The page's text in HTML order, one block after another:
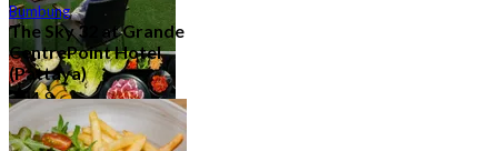
Udara Terbuka/Luar
40 Kedai-kedai
Bumbung
The Sky 32 at Grande
CentrePoint Hotel
(Pattaya)
4.9
11.7K ditempah
Dari฿ 980